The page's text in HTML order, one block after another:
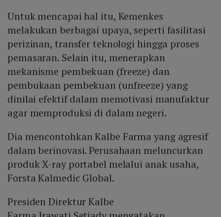
Untuk mencapai hal itu, Kemenkes
melakukan berbagai upaya, seperti fasilitasi
perizinan, transfer teknologi hingga proses
pemasaran. Selain itu, menerapkan
mekanisme pembekuan (freeze) dan
pembukaan pembekuan (unfreeze) yang
dinilai efektif dalam memotivasi manufaktur
agar memproduksi di dalam negeri.
Dia mencontohkan Kalbe Farma yang agresif
dalam berinovasi. Perusahaan meluncurkan
produk X-ray portabel melalui anak usaha,
Forsta Kalmedic Global.
Presiden Direktur Kalbe